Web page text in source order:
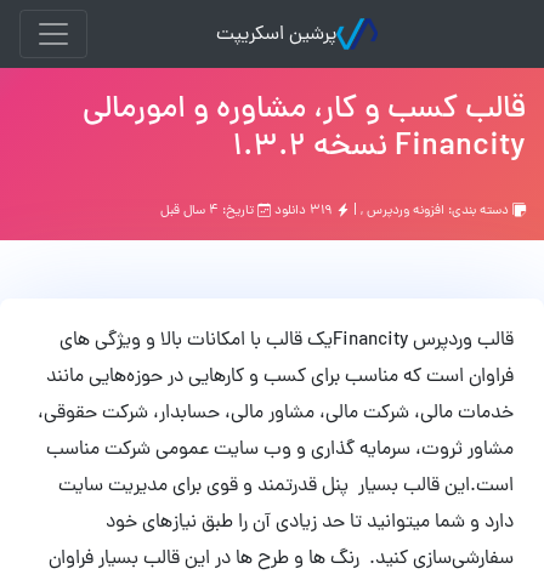
پرشین اسکریپت
قالب کسب و کار، مشاوره و امورمالی
Financity نسخه 1.3.2
دسته بندی: افزونه وردپرس, | تاریخ: ۴ سال قبل
قالب وردپرس Financityیک قالب با امکانات بالا و ویژگی های
فراوان است که مناسب برای کسب و کارهایی در حوزه‌هایی مانند
خدمات مالی، شرکت مالی، مشاور مالی، حسابدار، شرکت حقوقی،
مشاور ثروت، سرمایه گذاری و وب سایت عمومی شرکت مناسب
است.این قالب بسیار پنل قدرتمند و قوی برای مدیریت سایت
دارد و شما میتوانید تا حد زیادی آن را طبق نیازهای خود
سفارشی‌سازی کنید. رنگ ها و طرح ها در این قالب بسیار فراوان